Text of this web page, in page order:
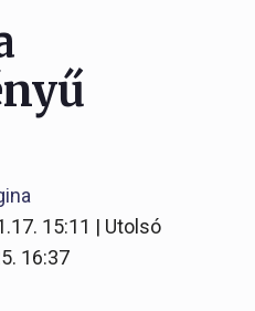
15:11 | Utolsó
16:37